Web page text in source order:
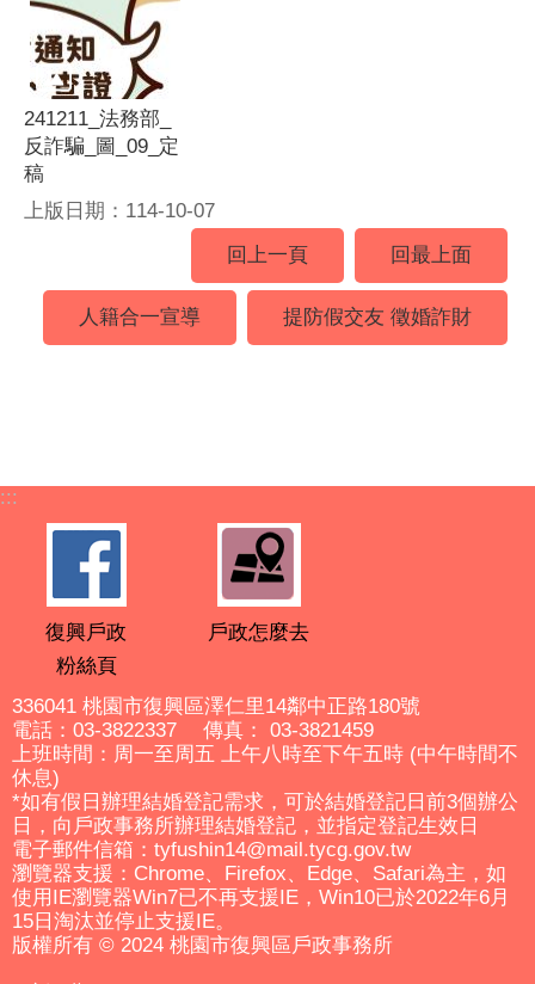
241211_法務部_
反詐騙_圖_09_定
稿
上版日期：114-10-07
回上一頁
回最上面
人籍合一宣導 提防假交友 徵婚詐財
:::
復興戶政
粉絲頁
戶政怎麼去
336041 桃園市復興區澤仁里14鄰中正路180號
電話：03-3822337 傳真： 03-3821459
上班時間：周一至周五 上午八時至下午五時 (中午時間不
休息)
*如有假日辦理結婚登記需求，可於結婚登記日前3個辦公
日，向戶政事務所辦理結婚登記，並指定登記生效日
電子郵件信箱：tyfushin14@mail.tycg.gov.tw
瀏覽器支援：Chrome、Firefox、Edge、Safari為主，如
使用IE瀏覽器Win7已不再支援IE，Win10已於2022年6月
15日淘汰並停止支援IE。
版權所有 © 2024 桃園市復興區戶政事務所